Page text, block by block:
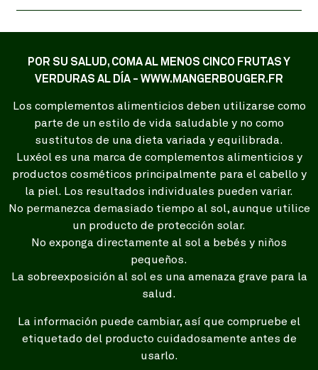
POR SU SALUD, COMA AL MENOS CINCO FRUTAS Y
VERDURAS AL DÍA - WWW.MANGERBOUGER.FR
Los complementos alimenticios deben utilizarse como
parte de un estilo de vida saludable y no como
sustitutos de una dieta variada y equilibrada.
Luxéol es una marca de complementos alimenticios y
productos cosméticos principalmente para el cabello y
la piel. Los resultados individuales pueden variar.
No permanezca demasiado tiempo al sol, aunque utilice
un producto de protección solar.
No exponga directamente al sol a bebés y niños
pequeños.
La sobreexposición al sol es una amenaza grave para la
salud.
La información puede cambiar, así que compruebe el
etiquetado del producto cuidadosamente antes de
usarlo.